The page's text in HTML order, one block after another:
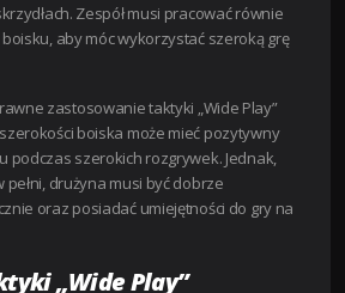
Zespół musi pracować równie
boisku, aby móc wykorzystać szeroką grę
zastosowanie taktyki „Wide Play”
boiska może mieć pozytywny
podczas szerokich rozgrywek. Jednak,
pełni, drużyna musi być dobrze
oraz posiadać umiejętności do gry na
„Wide Play”